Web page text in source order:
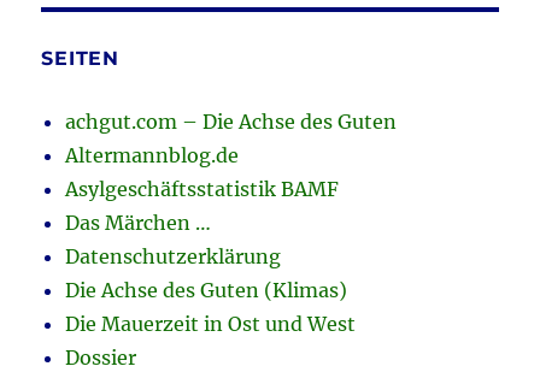
SEITEN
achgut.com – Die Achse des Guten
Altermannblog.de
Asylgeschäftsstatistik BAMF
Das Märchen …
Datenschutzerklärung
Die Achse des Guten (Klimas)
Die Mauerzeit in Ost und West
Dossier